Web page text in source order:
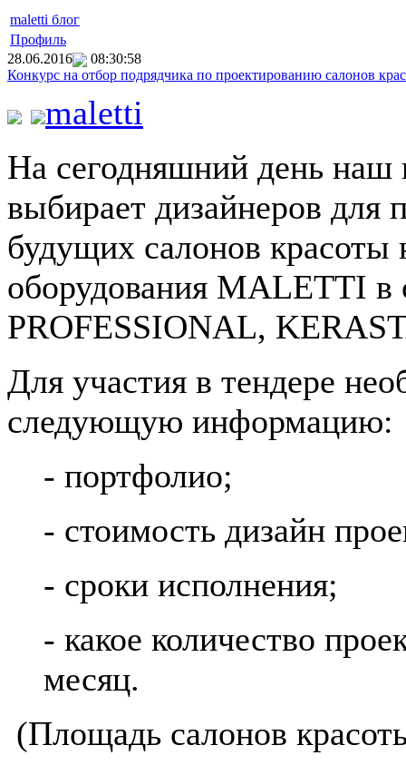
maletti блог
Профиль
28.06.2016
08:30:58
Конкурс на отбор подрядчика по проектированию салонов
maletti
На сегодняшний день наш
выбирает дизайнеров для
будущих салонов красоты
оборудования MALETTI в
PROFESSIONAL,
Для участия в тендере
следующую информацию:
- портфолио;
- стоимость дизайн
- сроки исполнения;
- какое количество
месяц.
(Площадь салонов